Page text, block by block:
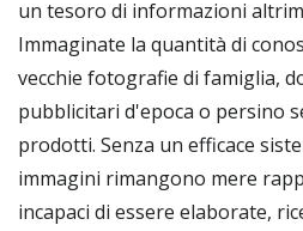
un tesoro di informazioni
Immaginate la quantità di
vecchie fotografie di famiglia,
pubblicitari d'epoca o persino
prodotti. Senza un efficace
immagini rimangono mere
incapaci di essere elaborate,